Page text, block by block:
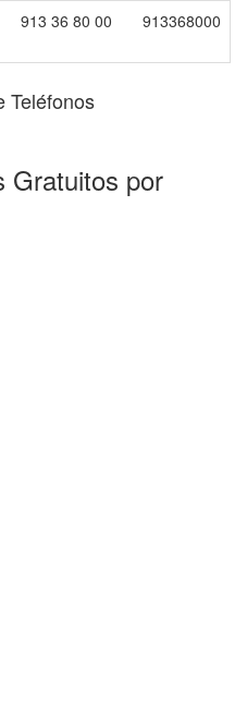
913 36 80 00 913368000
Teléfonos
Gratuitos por